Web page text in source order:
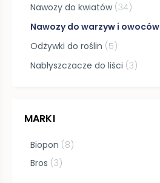
Nawozy do kwiatów (34)
Nawozy do warzyw i owoców
Odżywki do roślin (5)
Nabłyszczacze do liści (3)
MARKI
Biopon (8)
Bros (3)